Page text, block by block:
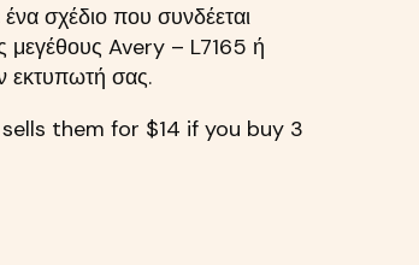
σχέδιο που συνδέεται
μεγέθους Avery – L7165 ή
εκτυπωτή σας.
them for $14 if you buy 3